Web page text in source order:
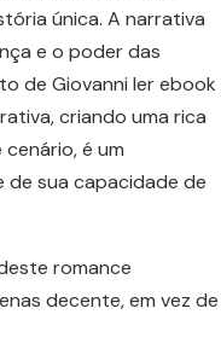
única. A narrativa
e o poder das
de Giovanni ler ebook
criando uma rica
é um
sua capacidade de
romance
decente, em vez de